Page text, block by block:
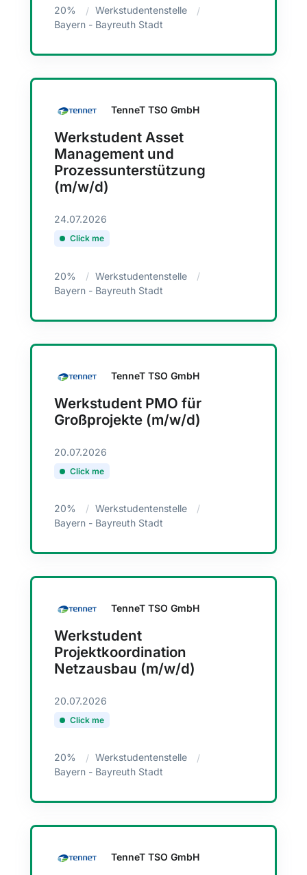
20%
Werkstudentenstelle
Bayern - Bayreuth Stadt
TenneT TSO GmbH
Werkstudent Asset
Management und
Prozessunterstützung
(m/w/d)
24.07.2026
Click me
20%
Werkstudentenstelle
Bayern - Bayreuth Stadt
TenneT TSO GmbH
Werkstudent PMO für
Großprojekte (m/w/d)
20.07.2026
Click me
20%
Werkstudentenstelle
Bayern - Bayreuth Stadt
TenneT TSO GmbH
Werkstudent
Projektkoordination
Netzausbau (m/w/d)
20.07.2026
Click me
20%
Werkstudentenstelle
Bayern - Bayreuth Stadt
TenneT TSO GmbH